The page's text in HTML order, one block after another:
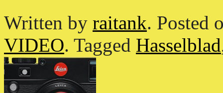
Written by raitank. Posted
VIDEO. Tagged Hasselblad